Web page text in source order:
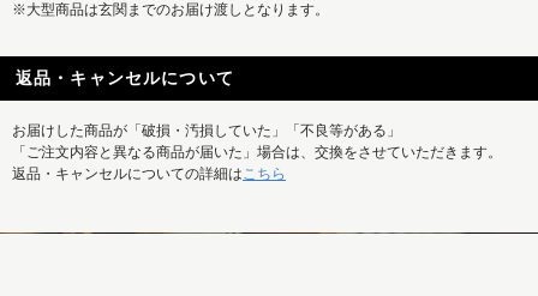
※大型商品は玄関までのお届け渡しとなります。
返品・キャンセルについて
お届けした商品が「破損・汚損していた」「不良等がある」
「ご注文内容と異なる商品が届いた」場合は、交換をさせていただきます。
返品・キャンセルについての詳細はこちら